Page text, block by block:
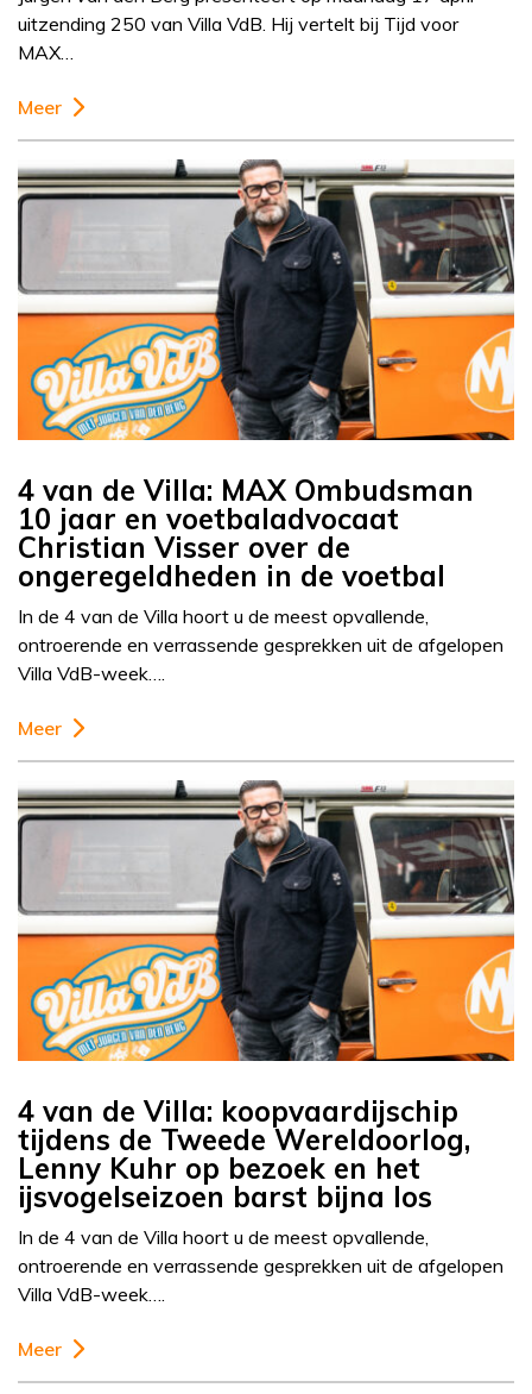
uitzending 250 van Villa VdB. Hij vertelt bij Tijd voor
MAX…
Meer
4 van de Villa: MAX Ombudsman
10 jaar en voetbaladvocaat
Christian Visser over de
ongeregeldheden in de voetbal
In de 4 van de Villa hoort u de meest opvallende,
ontroerende en verrassende gesprekken uit de afgelopen
Villa VdB-week….
Meer
4 van de Villa: koopvaardijschip
tijdens de Tweede Wereldoorlog,
Lenny Kuhr op bezoek en het
ijsvogelseizoen barst bijna los
In de 4 van de Villa hoort u de meest opvallende,
ontroerende en verrassende gesprekken uit de afgelopen
Villa VdB-week….
Meer